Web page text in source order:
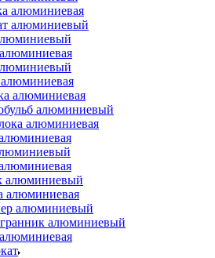
алюминиевая
алюминиевый
алюминиевая
алюминиевый
алюминиевая
алюминиевый
алюминиевая
алюминиевый
алюминиевый